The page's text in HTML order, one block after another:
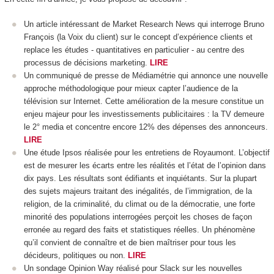
Un article intéressant de Market Research News qui interroge Bruno
François (la Voix du client) sur le concept d’expérience clients et
replace les études - quantitatives en particulier - au centre des
processus de décisions marketing.
LIRE
Un communiqué de presse de Médiamétrie qui annonce une nouvelle
approche méthodologique pour mieux capter l’audience de la
télévision sur Internet. Cette amélioration de la mesure constitue un
enjeu majeur pour les investissements publicitaires : la TV demeure
le 2° media et concentre encore 12% des dépenses des annonceurs.
LIRE
Une étude Ipsos réalisée pour les entretiens de Royaumont. L’objectif
est de mesurer les écarts entre les réalités et l’état de l’opinion dans
dix pays. Les résultats sont édifiants et inquiétants. Sur la plupart
des sujets majeurs traitant des inégalités, de l’immigration, de la
religion, de la criminalité, du climat ou de la démocratie, une forte
minorité des populations interrogées perçoit les choses de façon
erronée au regard des faits et statistiques réelles. Un phénomène
qu’il convient de connaître et de bien maîtriser pour tous les
décideurs, politiques ou non.
LIRE
Un sondage Opinion Way réalisé pour Slack sur les nouvelles